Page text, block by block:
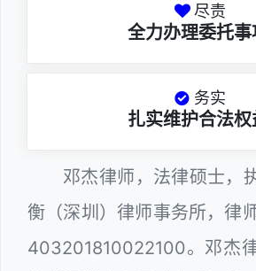
尽责
全力办理委托事
务实
扎实维护合法权
邓杰律师，法律硕士，
衡（深圳）律师事务所，律
403201810022100。邓杰